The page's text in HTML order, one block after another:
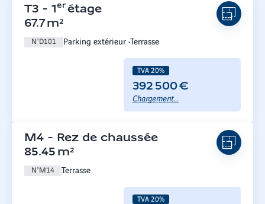
T3 - 1 er étage
67.7m²
N°D101 Parking extérieur Terrasse
TVA 20%
392 500 €
Chargement...
M4 - Rez de chaussée
85.45 m²
N°M14 Terrasse
TVA 20%